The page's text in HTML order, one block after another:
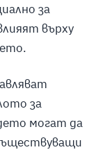
за
върху
за
могат да